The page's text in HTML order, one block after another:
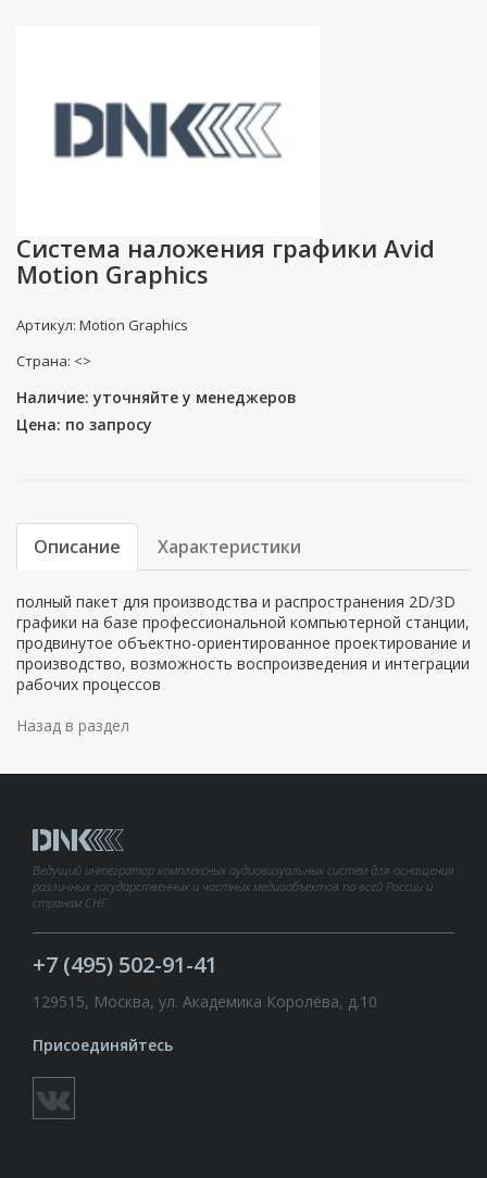
Система наложения графики Avid
Motion Graphics
Артикул: Motion Graphics
Страна: <>
Наличие: уточняйте у менеджеров
Цена: по запросу
Описание Характеристики
полный пакет для производства и распространения 2D/3D
графики на базе профессиональной компьютерной станции,
продвинутое объектно-ориентированное проектирование и
производство, возможность воспроизведения и интеграции
рабочих процессов
Назад в раздел
Ведущий интегратор комплексных аудиовизуальных систем для оснащения
различных государственных и частных медиаобъектов по всей России и
странам СНГ.
+7 (495) 502-91-41
129515, Москва, ул. Академика Королёва, д.10
Присоединяйтесь